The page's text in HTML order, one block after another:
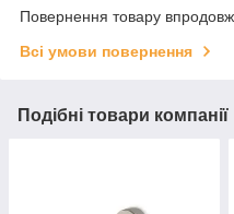
Повернення товару
Всі умови повернення
Подібні товари компанії